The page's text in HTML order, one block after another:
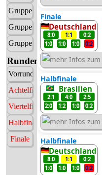
Gruppe F
Gruppe G
Gruppe H
Runden
Vorrunde
Achtelfinale
Viertelfinale
Halbfinale
Finale
Finale
Deutschland
8:0 1:1
0:2
1:0
1:0 1:0 0:2
Halbfinale
Brasilien
2:1 4:0
2:5
2:0
1:2 1:0 0:2
Halbfinale
Deutschland
8:0 1:1
0:2
1:0
1:0 1:0 0:2